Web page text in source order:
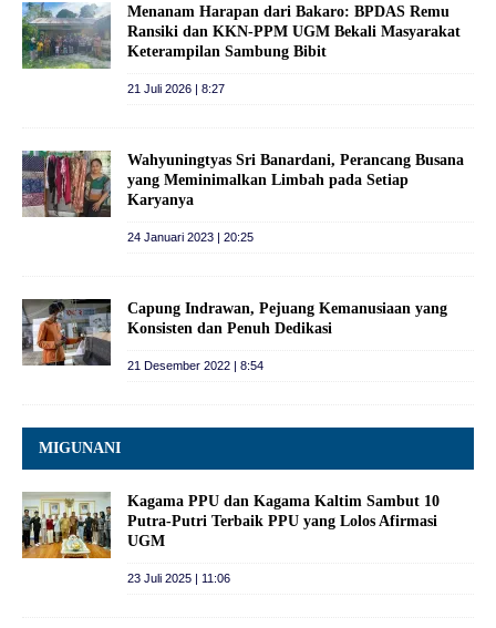
Menanam Harapan dari Bakaro: BPDAS Remu
Ransiki dan KKN-PPM UGM Bekali Masyarakat
Keterampilan Sambung Bibit
21 Juli 2026 | 8:27
Wahyuningtyas Sri Banardani, Perancang Busana
yang Meminimalkan Limbah pada Setiap
Karyanya
24 Januari 2023 | 20:25
Capung Indrawan, Pejuang Kemanusiaan yang
Konsisten dan Penuh Dedikasi
21 Desember 2022 | 8:54
MIGUNANI
Kagama PPU dan Kagama Kaltim Sambut 10
Putra-Putri Terbaik PPU yang Lolos Afirmasi
UGM
23 Juli 2025 | 11:06